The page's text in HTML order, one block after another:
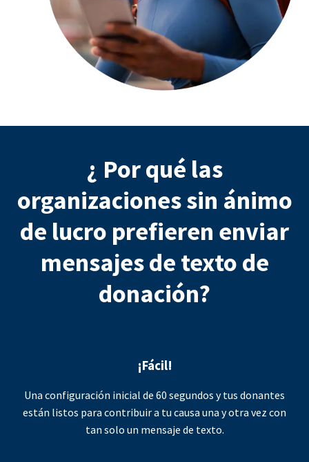
¿ Por qué las
organizaciones sin ánimo
de lucro prefieren enviar
mensajes de texto de
donación?
¡Fácil!
Una configuración inicial de 60 segundos y tus donantes
están listos para contribuir a tu causa una y otra vez con
tan solo un mensaje de texto.